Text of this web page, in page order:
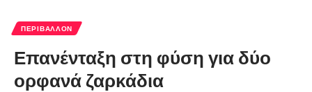
ΠΕΡΙΒΆΛΛΟΝ
Επανένταξη στη φύση για δύο
ορφανά ζαρκάδια